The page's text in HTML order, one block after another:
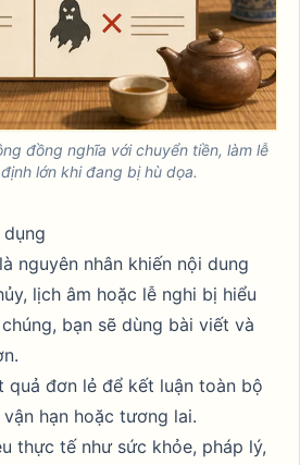
đồng nghĩa với chuyển tiền, làm lễ
lớn khi đang bị hù dọa.
nguyên nhân khiến nội dung
lịch âm hoặc lễ nghi bị hiểu
bạn sẽ dùng bài viết và
quả đơn lẻ để kết luận toàn bộ
hạn hoặc tương lai.
thực tế như sức khỏe, pháp lý,